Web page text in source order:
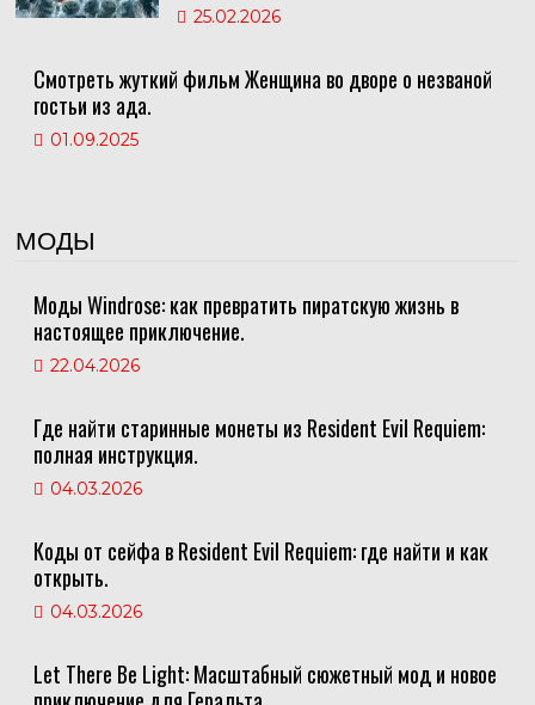
25.02.2026
Смотреть жуткий фильм Женщина во дворе о незваной
гостьи из ада.
01.09.2025
МОДЫ
Моды Windrose: как превратить пиратскую жизнь в
настоящее приключение.
22.04.2026
Где найти старинные монеты из Resident Evil Requiem:
полная инструкция.
04.03.2026
Коды от сейфа в Resident Evil Requiem: где найти и как
открыть.
04.03.2026
Let There Be Light: Масштабный сюжетный мод и новое